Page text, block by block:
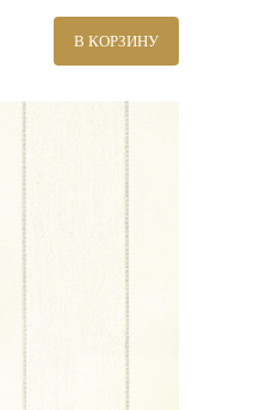
В КОРЗИНУ